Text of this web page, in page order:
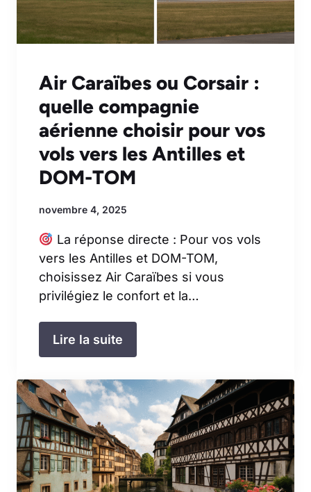
Air Caraïbes ou Corsair :
quelle compagnie
aérienne choisir pour vos
vols vers les Antilles et
DOM-TOM
novembre 4, 2025
La réponse directe : Pour vos vols
vers les Antilles et DOM-TOM,
choisissez Air Caraïbes si vous
privilégiez le confort et la…
Lire la suite